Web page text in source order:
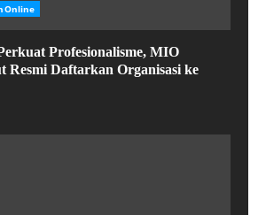
Profesionalisme, MIO
Resmi Daftarkan Organisasi ke